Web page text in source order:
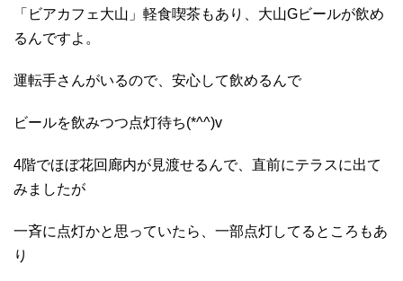
「ビアカフェ大山」軽食喫茶もあり、大山Gビールが飲め
るんですよ。
運転手さんがいるので、安心して飲めるんで
ビールを飲みつつ点灯待ち(*^^)v
4階でほぼ花回廊内が見渡せるんで、直前にテラスに出て
みましたが
一斉に点灯かと思っていたら、一部点灯してるところもあ
り